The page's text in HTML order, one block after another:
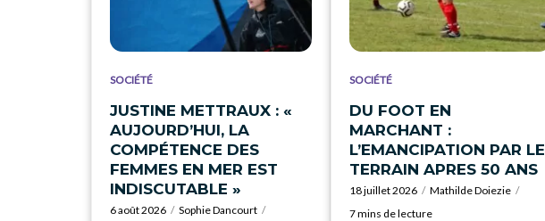
SOCIÉTÉ
JUSTINE METTRAUX : «
AUJOURD’HUI, LA
COMPÉTENCE DES
FEMMES EN MER EST
INDISCUTABLE »
6 août 2026
Sophie Dancourt
SOCIÉTÉ
DU FOOT EN
MARCHANT :
L’EMANCIPATION PAR LE
TERRAIN APRES 50 ANS
18 juillet 2026
Mathilde Doiezie
7 mins de lecture